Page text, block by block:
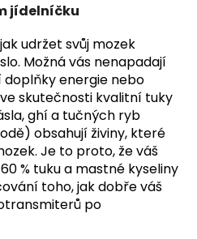
jídelníčku
udržet svůj mozek
Možná vás nenapadají
energie nebo
skutečnosti kvalitní tuky
ghí a tučných ryb
obsahují živiny, které
Je to proto, že váš
% tuku a mastné kyseliny
toho, jak dobře váš
po